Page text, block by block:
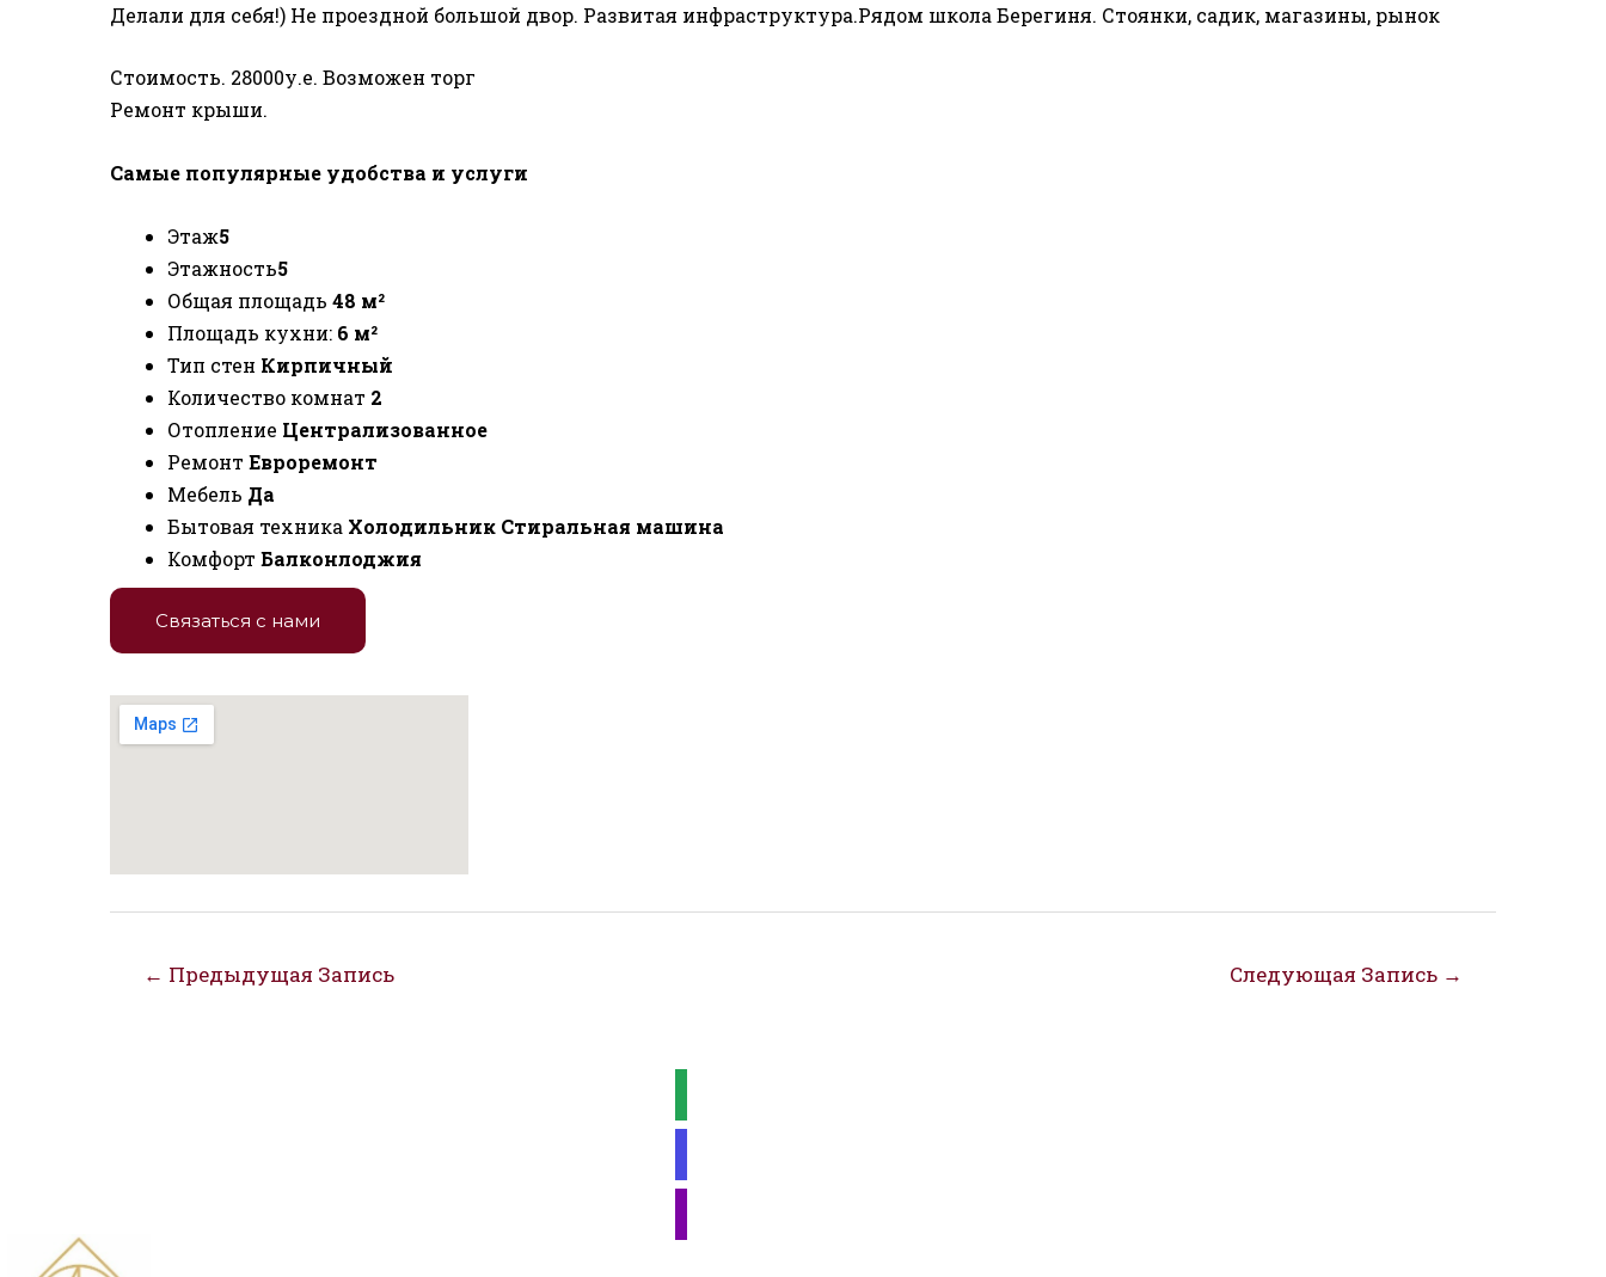
Делали для себя!) Не проездной большой двор. Развитая инфраструктура.Рядом школа Берегиня. Стоянки, садик, магазины, рынок
Стоимость. 28000у.е. Возможен торг
Ремонт крыши.
Самые популярные удобства и услуги
Этаж5
Этажность5
Общая площадь 48 м²
Площадь кухни: 6 м²
Тип стен Кирпичный
Количество комнат 2
Отопление Централизованное
Ремонт Евроремонт
Мебель Да
Бытовая техника Холодильник Стиральная машина
Комфорт Балконлоджия
Связаться с нами
Навигация
← Предыдущая Запись Следующая Запись →